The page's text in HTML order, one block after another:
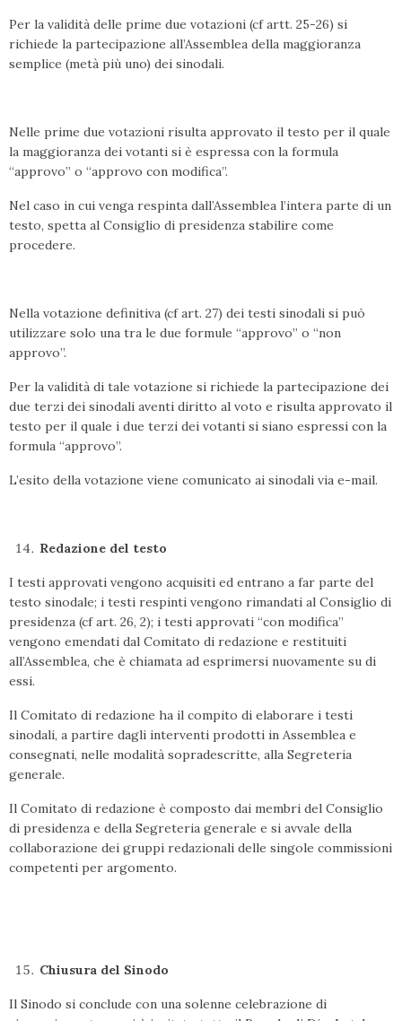
Per la validità delle prime due votazioni (cf artt. 25-26) si
richiede la partecipazione all’Assemblea della maggioranza
semplice (metà più uno) dei sinodali.
Nelle prime due votazioni risulta approvato il testo per il quale
la maggioranza dei votanti si è espressa con la formula
“approvo” o “approvo con modifica”.
Nel caso in cui venga respinta dall’Assemblea l’intera parte di un
testo, spetta al Consiglio di presidenza stabilire come
procedere.
Nella votazione definitiva (cf art. 27) dei testi sinodali si può
utilizzare solo una tra le due formule “approvo” o “non
approvo”.
Per la validità di tale votazione si richiede la partecipazione dei
due terzi dei sinodali aventi diritto al voto e risulta approvato il
testo per il quale i due terzi dei votanti si siano espressi con la
formula “approvo”.
L’esito della votazione viene comunicato ai sinodali via e-mail.
Redazione del testo
I testi approvati vengono acquisiti ed entrano a far parte del
testo sinodale; i testi respinti vengono rimandati al Consiglio di
presidenza (cf art. 26, 2); i testi approvati “con modifica”
vengono emendati dal Comitato di redazione e restituiti
all’Assemblea, che è chiamata ad esprimersi nuovamente su di
essi.
Il Comitato di redazione ha il compito di elaborare i testi
sinodali, a partire dagli interventi prodotti in Assemblea e
consegnati, nelle modalità sopradescritte, alla Segreteria
generale.
Il Comitato di redazione è composto dai membri del Consiglio
di presidenza e della Segreteria generale e si avvale della
collaborazione dei gruppi redazionali delle singole commissioni
competenti per argomento.
Chiusura del Sinodo
Il Sinodo si conclude con una solenne celebrazione di